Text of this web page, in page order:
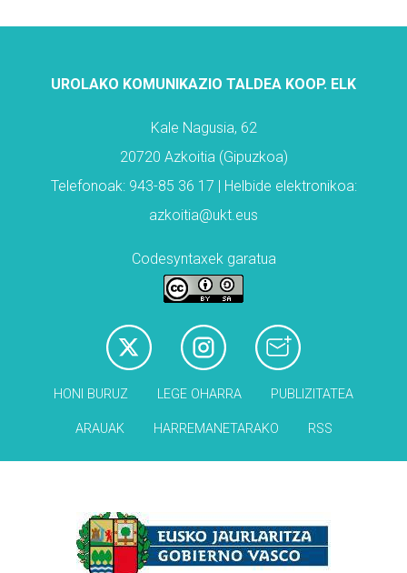
UROLAKO KOMUNIKAZIO TALDEA KOOP. ELK
Kale Nagusia, 62
20720 Azkoitia (Gipuzkoa)
Telefonoak: 943-85 36 17 | Helbide elektronikoa:
azkoitia@ukt.eus
Codesyntaxek garatua
HONI BURUZ LEGE OHARRA PUBLIZITATEA
ARAUAK HARREMANETARAKO RSS